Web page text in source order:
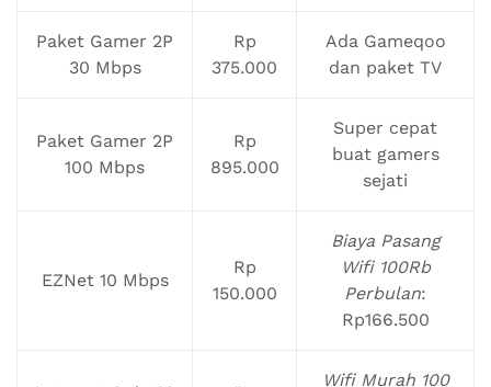
Paket Gamer 2P
30 Mbps
Rp
375.000
Ada Gameqoo
dan paket TV
Paket Gamer 2P
100 Mbps
Rp
895.000
Super cepat
buat gamers
sejati
EZNet 10 Mbps
Rp
150.000
Biaya Pasang
Wifi 100Rb
Perbulan:
Rp166.500
Wifi Murah 100